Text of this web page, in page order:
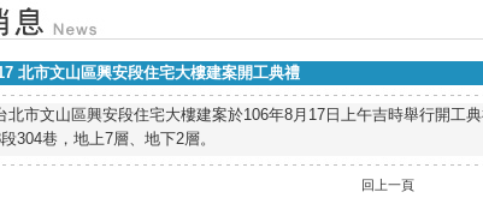
北市文山區興安段住宅大樓建案開工典禮
北市文山區興安段住宅大樓建案於106年8月17日上午吉時舉行開工
304巷，地上7層、地下2層。
回上一頁